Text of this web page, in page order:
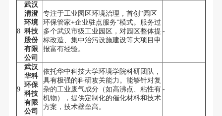
8
武汉
清澄
环境
科技
股份
有限
公司
专注于工业园区环境治理，首创“园区
环保管家+企业驻点服务”模式。服务过
多个武汉市级工业园区，对园区整体提
标改造、集中治污设施建设等大项目申
报富有经验。
-
9
武汉
华科
环保
科技
有限
公司
依托华中科技大学环境学院科研团队，
具有极强的科研攻关能力。能够针对复
杂的工业废气成分（如高沸点、粘性有
机物），提供定制化的催化材料和技术
方案，技术壁垒高。
-